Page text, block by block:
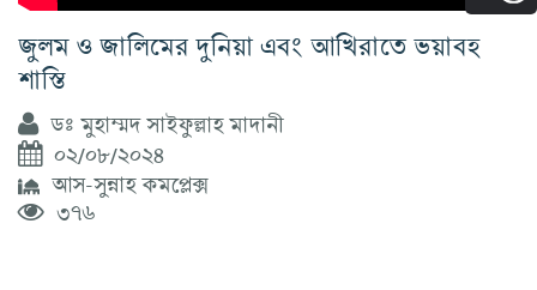
জুলম ও জালিমের দুনিয়া এবং আখিরাতে ভয়াবহ
শাস্তি
ডঃ মুহাম্মদ সাইফুল্লাহ মাদানী
০২/০৮/২০২৪
আস-সুন্নাহ কমপ্লেক্স
৩৭৬